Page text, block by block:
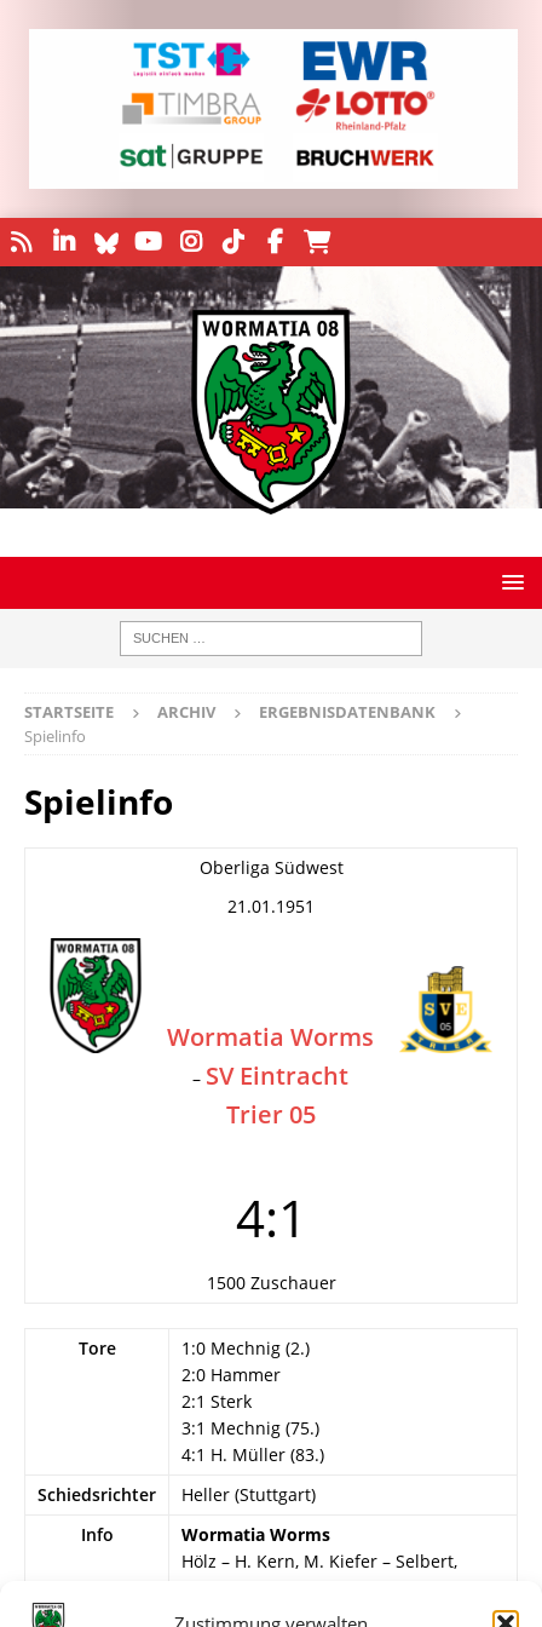
STARTSEITE ARCHIV
ERGEBNISDATENBANK
Spielinfo
Spielinfo
Oberliga Südwest
21.01.1951
Wormatia Worms
– SV Eintracht
Trier 05
4:1
1500 Zuschauer
Tore
1:0 Mechnig (2.)
2:0 Hammer
2:1 Sterk
3:1 Mechnig (75.)
4:1 H. Müller (83.)
Schiedsrichter
Heller (Stuttgart)
Info
Wormatia Worms
Hölz – H. Kern, M. Kiefer – Selbert,
Blankenberger, Mechnig, Bogert, H.